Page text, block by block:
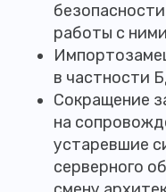
работы с
в частности
Сокращение
на
устаревшие
серверного